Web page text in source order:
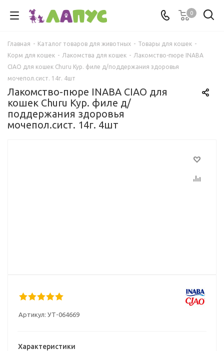
0
Главная - Каталог товаров для животных - Товары для кошек -
Корм для кошек - Лакомства для кошек - Лакомство-пюре INABA
CIAO для кошек Churu Кур. филе д/поддержания здоровья
мочепол.сист. 14г. 4шт
Лакомство-пюре INABA CIAO для
кошек Churu Кур. филе д/
поддержания здоровья
мочепол.сист. 14г. 4шт
Артикул: УТ-064669
Характеристики